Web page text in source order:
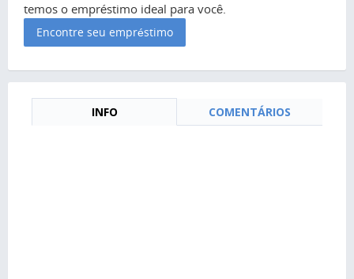
temos o empréstimo ideal para você.
Encontre seu empréstimo
INFO COMENTÁRIOS